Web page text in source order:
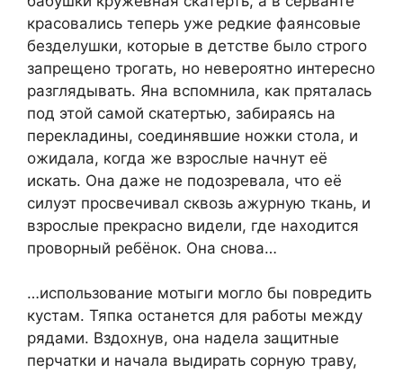
красовались теперь уже редкие фаянсовые
безделушки, которые в детстве было строго
запрещено трогать, но невероятно интересно
разглядывать. Яна вспомнила, как пряталась
под этой самой скатертью, забираясь на
перекладины, соединявшие ножки стола, и
ожидала, когда же взрослые начнут её
искать. Она даже не подозревала, что её
силуэт просвечивал сквозь ажурную ткань, и
взрослые прекрасно видели, где находится
проворный ребёнок. Она снова…
…использование мотыги могло бы повредить
кустам. Тяпка останется для работы между
рядами. Вздохнув, она надела защитные
перчатки и начала выдирать сорную траву,